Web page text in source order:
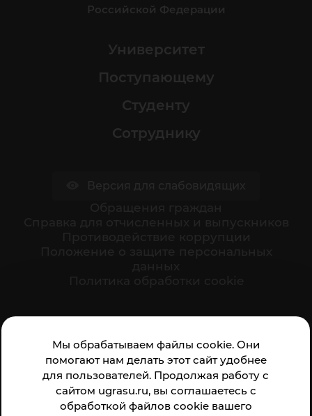
Мы обрабатываем файлы cookie. Они
помогают нам делать этот сайт удобнее
для пользователей. Продолжая работу с
сайтом ugrasu.ru, вы соглашаетесь с
обработкой файлов cookie вашего
Российской Федерации
Университет
Поступающему
Студенту
Сотруднику
организации: